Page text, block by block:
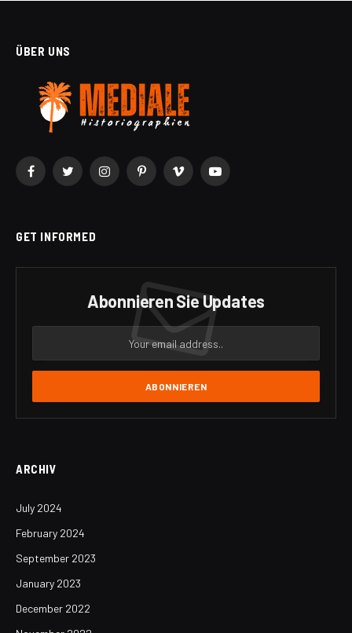
ÜBER UNS
FacebookTwitterInstagramPinterestVimeo YouTube
GET INFORMED
Abonnieren Sie Updates
ARCHIV
July 2024
February 2024
September 2023
January 2023
December 2022